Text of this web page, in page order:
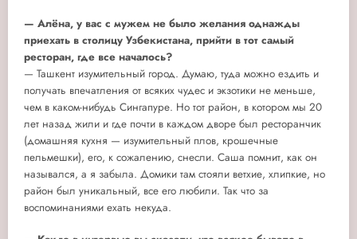
— Алёна, у вас с мужем не было желания однажды
приехать в столицу Узбекистана, прийти в тот самый
ресторан, где все началось?
— Ташкент изумительный город. Думаю, туда можно ездить и
получать впечатления от всяких чудес и экзотики не меньше,
чем в каком-нибудь Сингапуре. Но тот район, в котором мы 20
лет назад жили и где почти в каждом дворе был ресторанчик
(домашняя кухня — изумительный плов, крошечные
пельмешки), его, к сожалению, снесли. Саша помнит, как он
назывался, а я забыла. Домики там стояли ветхие, хлипкие, но
район был уникальный, все его любили. Так что за
воспоминаниями ехать некуда.